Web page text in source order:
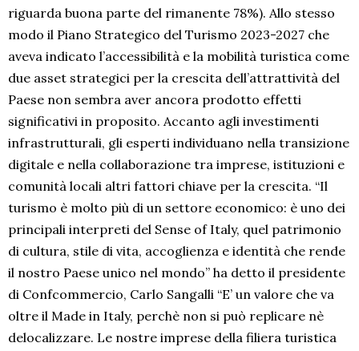
riguarda buona parte del rimanente 78%). Allo stesso
modo il Piano Strategico del Turismo 2023-2027 che
aveva indicato l’accessibilità e la mobilità turistica come
due asset strategici per la crescita dell’attrattività del
Paese non sembra aver ancora prodotto effetti
significativi in proposito. Accanto agli investimenti
infrastrutturali, gli esperti individuano nella transizione
digitale e nella collaborazione tra imprese, istituzioni e
comunità locali altri fattori chiave per la crescita. “Il
turismo è molto più di un settore economico: è uno dei
principali interpreti del Sense of Italy, quel patrimonio
di cultura, stile di vita, accoglienza e identità che rende
il nostro Paese unico nel mondo” ha detto il presidente
di Confcommercio, Carlo Sangalli “E’ un valore che va
oltre il Made in Italy, perchè non si può replicare nè
delocalizzare. Le nostre imprese della filiera turistica